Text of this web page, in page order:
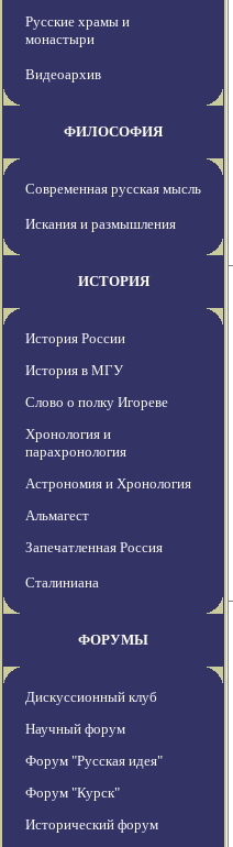
Русские храмы и
монастыри
Видеоархив
ФИЛОСОФИЯ
Современная русская мысль
Искания и размышления
ИСТОРИЯ
История России
История в МГУ
Слово о полку Игореве
Хронология и
парахронология
Астрономия и Хронология
Альмагест
Запечатленная Россия
Сталиниана
ФОРУМЫ
Дискуссионный клуб
Научный форум
Форум "Русская идея"
Форум "Курск"
Исторический форум